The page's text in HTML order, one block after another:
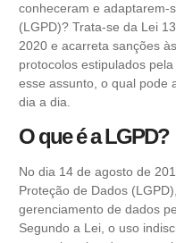
conheceram e adaptarem-
(LGPD)? Trata-se da Lei
2020 e acarreta sanções
protocolos estipulados
esse assunto, o qual pode
dia a dia.
O que é a LGPD?
No dia 14 de agosto de
Proteção de Dados
gerenciamento de dados
Segundo a Lei , o uso